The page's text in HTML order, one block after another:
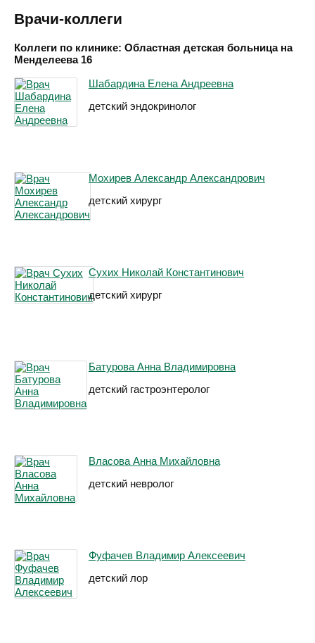
Врачи-коллеги
Коллеги по клинике: Областная детская больница на
Менделеева 16
Шабардина Елена Андреевна
детский эндокринолог
Мохирев Александр Александрович
детский хирург
Сухих Николай Константинович
детский хирург
Батурова Анна Владимировна
детский гастроэнтеролог
Власова Анна Михайловна
детский невролог
Фуфачев Владимир Алексеевич
детский лор